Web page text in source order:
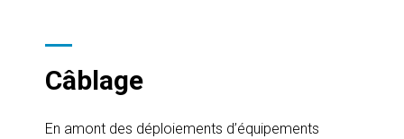
Câblage
En amont des déploiements d’équipements